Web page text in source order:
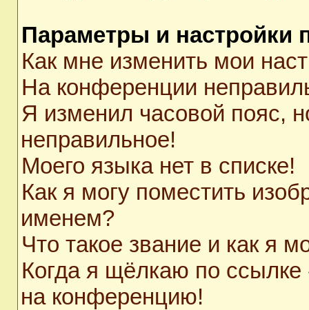
Параметры и настройки
Как мне изменить мои
На конференции
Я изменил часовой пояс,
неправильное!
Моего языка нет в списке!
Как я могу поместить
именем?
Что такое звание и как я
Когда я щёлкаю по ссылке
на конференцию!